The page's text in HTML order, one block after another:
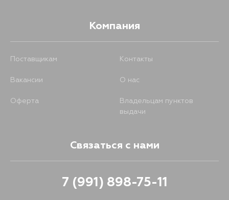
Компания
Поставщикам Контакты
Вакансии О нас
Оферта
Владельцам пунктов
выдачи
Связаться с нами
7 (991) 898-75-11